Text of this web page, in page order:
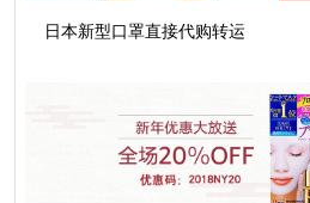
日本新型口罩直接代购转运